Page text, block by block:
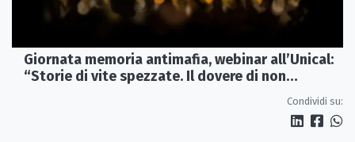
Giornata memoria antimafia, webinar all’Unical:
“Storie di vite spezzate. Il dovere di non
Condividi su: